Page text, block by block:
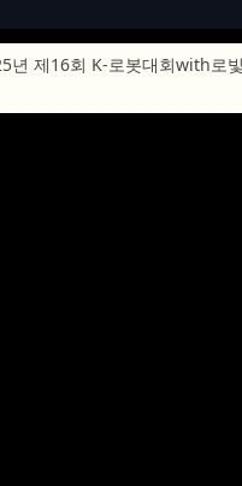
년 제16회 K-로봇대회with로